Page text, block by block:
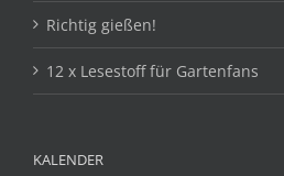
Richtig gießen!
12 x Lesestoff für Gartenfans
KALENDER